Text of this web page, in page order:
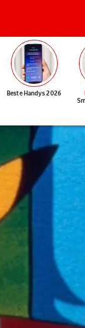
Beste Handys 2026